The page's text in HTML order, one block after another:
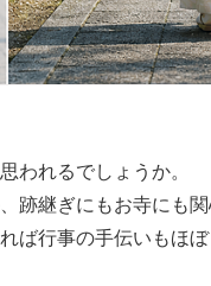
われるでしょうか。
跡継ぎにもお寺にも
ば行事の手伝いもほ